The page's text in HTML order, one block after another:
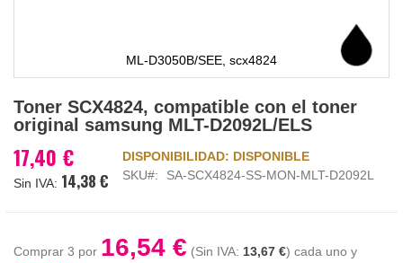
ML-D3050B/SEE, scx4824
al
comienzo
la
galería
Toner SCX4824, compatible con el toner
original samsung MLT-D2092L/ELS
17,40 €
14,38 €
DISPONIBILIDAD: DISPONIBLE
SKU
SA-SCX4824-SS-MON-MLT-D2092L
Comprar 3 por 16,54 € 13,67 € cada uno y